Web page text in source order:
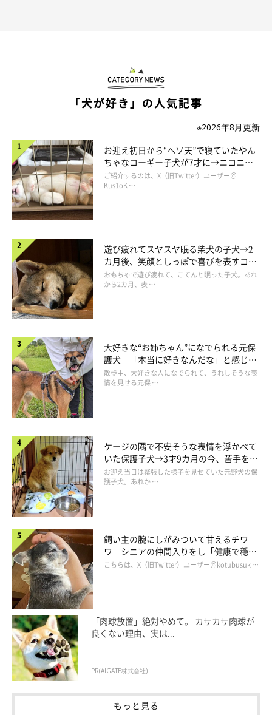
チャロちゃんと家族になったときのこと
@charosan222
チャロちゃんと家族になったとき、飼い主さんは高校生でした。
両親と「高校に合格したら犬を迎えてもいい」
という約束をして
おり、「家族に迎えるなら保護犬を」と考えていたのだとか。
お迎えするコを探していると、Twitterで里親募集をしていたチ
ャロちゃんのことを見つけたといい、高校入学と同時にチャロち
ゃんをお迎えすることになった そうです。
「犬が好き」の人気記事
※2026年8月更新
お迎え初日から“ヘソ天”で寝ていたやん
ちゃなコーギー子犬が7才に→ニコニ
コ“コーギースマイル”が魅力のコに成
長！
ご紹介するのは、X（旧Twitter）ユーザー＠
Kus1oK …
遊び疲れてスヤスヤ眠る柴犬の子犬→2
カ月後、笑顔としっぽで喜びを表すコに
成長！
おもちゃで遊び疲れて、こてんと眠った子犬。あれ
から2カ月、表 …
大好きな“お姉ちゃん”になでられる元保
護犬 「本当に好きなんだな」と感じる
表情にほっこり
散歩中、大好きな人になでられて、うれしそうな表
情を見せる元保 …
ケージの隅で不安そうな表情を浮かべて
いた保護子犬→3才9カ月の今、苦手を克
服し頼もしいコに成長！
お迎え当日は緊張した様子を見せていた元野犬の保
護子犬。あれか …
飼い主の腕にしがみついて甘えるチワ
ワ シニアの仲間入りをし「健康で穏や
かな暮らしが続いてほしい」と願う
こちらは、X（旧Twitter）ユーザー＠kotubusuk …
「肉球放置」絶対やめて。 カサカサ肉球が
良くない理由、実は...
PR(AIGATE株式会社)
もっと見る